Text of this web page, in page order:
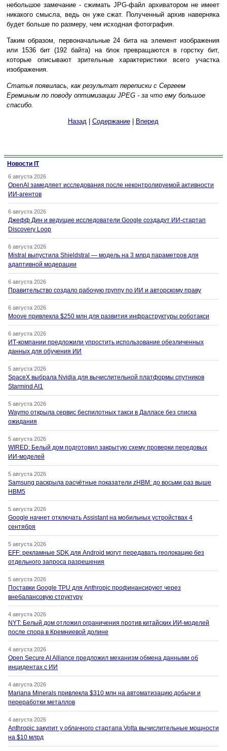
небольшое замечание - сжимать JPG-файл архиватором не имеет
никакого смысла, ведь он уже сжат. Полученный архив наверняка
будет больше по размеру, чем исходная фотография.
Таким образом, первоначальные 24 бита на элемент изображения
или 1536 бит (192 байта) на блок превращаются в горстку бит,
которые описывают зрительные характеристики всего участка
изображения.
Статья появилась, как результат переписки с Сергеем
Ереминым по поводу оптимизации JPEG - за что ему большое
спасибо.
Назад| Содержание| Вперед
Новости IT
6 августа 2026
OpenAI замедляет исследования после неконтролируемой активности
ИИ-агентов
6 августа 2026
Джефф Дин и ведущие исследователи Google создадут ИИ-стартап
Discovery Loop
6 августа 2026
Mistral выпустила Shieldstral — модель на 3 млрд параметров для
адаптивной модерации
6 августа 2026
Правительство создало рабочую группу по ИИ и авторскому праву
6 августа 2026
Moove привлекла $250 млн для развития инфраструктуры роботакси
6 августа 2026
ИТ-компании предложили упростить использование обезличенных
данных для обучения ИИ
5 августа 2026
SpaceX выбрала Nvidia для вычислительной платформы спутников
Starmind AI1
5 августа 2026
Waymo открыла сервис беспилотных такси в Далласе без списка
ожидания
5 августа 2026
WIRED: Белый дом подготовил закрытую схему проверки передовых
ИИ-моделей
5 августа 2026
Samsung раскрыла расчётные показатели zHBM: до восьми раз выше
HBM5
5 августа 2026
Google начнет отключать Assistant на мобильных устройствах 4
сентября
5 августа 2026
EFF: рекламные SDK для Android могут передавать геолокацию без
отдельного запроса разрешения
5 августа 2026
Поставки Google TPU для Anthropic профинансируют через
внебалансовую структуру
4 августа 2026
NYT: Белый дом отложил ограничения против китайских ИИ-моделей
после спора в Кремниевой долине
4 августа 2026
Open Secure AI Alliance предложил механизм обмена данными об
инцидентах с ИИ
4 августа 2026
Mariana Minerals привлекла $310 млн на автоматизацию добычи и
переработки металлов
4 августа 2026
Anthropic закупит у облачного стартапа Volta вычислительные мощности
на $10 млрд